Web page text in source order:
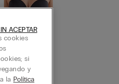
Sin tirante
cookies
si
y
la Política
ACEPTAR